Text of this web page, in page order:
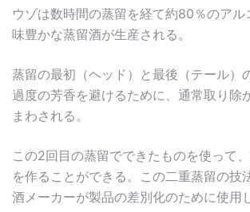
ウゾは数時間の蒸留を経て約80％のアル
味豊かな蒸留酒が生産される。
蒸留の最初（ヘッド）と最後（テール）
過度の芳香を避けるために、通常取り除
まわされる。
この2回目の蒸留でできたものを使って
を作ることができる。この二重蒸留の技
酒メーカーが製品の差別化のために使用